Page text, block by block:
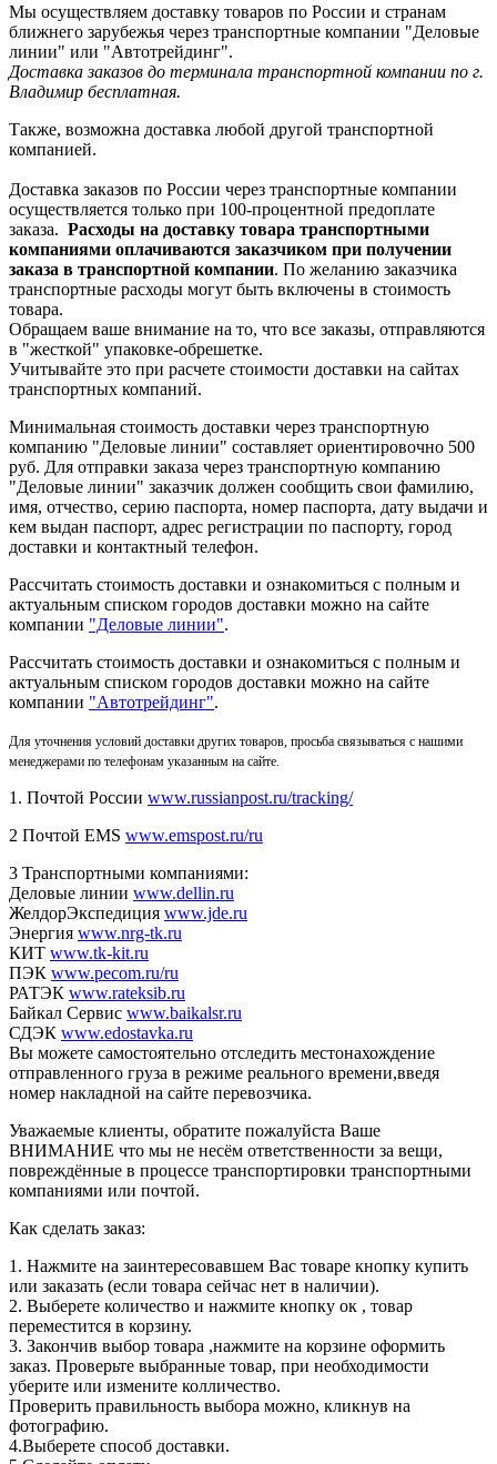
Мы осуществляем доставку товаров по России и странам
ближнего зарубежья через транспортные компании "Деловые
линии" или "Автотрейдинг".
Доставка заказов до терминала транспортной компании по г.
Владимир бесплатная.
Также, возможна доставка любой другой транспортной
компанией.
Доставка заказов по России через транспортные компании
осуществляется только при 100-процентной предоплате
заказа. Расходы на доставку товара транспортными
компаниями оплачиваются заказчиком при получении
заказа в транспортной компании. По желанию заказчика
транспортные расходы могут быть включены в стоимость
товара.
Обращаем ваше внимание на то, что все заказы, отправляются
в "жесткой" упаковке-обрешетке.
Учитывайте это при расчете стоимости доставки на сайтах
транспортных компаний.
Минимальная стоимость доставки через транспортную
компанию "Деловые линии" составляет ориентировочно 500
руб. Для отправки заказа через транспортную компанию
"Деловые линии" заказчик должен сообщить свои фамилию,
имя, отчество, серию паспорта, номер паспорта, дату выдачи и
кем выдан паспорт, адрес регистрации по паспорту, город
доставки и контактный телефон.
Рассчитать стоимость доставки и ознакомиться с полным и
актуальным списком городов доставки можно на сайте
компании "Деловые линии".
Рассчитать стоимость доставки и ознакомиться с полным и
актуальным списком городов доставки можно на сайте
компании "Автотрейдинг".
Для уточнения условий доставки других товаров, просьба связываться с нашими
менеджерами по телефонам указанным на сайте.
1. Почтой России www.russianpost.ru/tracking/
2 Почтой EMS www.emspost.ru/ru
3 Транспортными компаниями:
Деловые линии www.dellin.ru
ЖелдорЭкспедиция www.jde.ru
Энергия www.nrg-tk.ru
КИТ www.tk-kit.ru
ПЭК www.pecom.ru/ru
РАТЭК www.rateksib.ru
Байкал Сервис www.baikalsr.ru
СДЭК www.edostavka.ru
Вы можете самостоятельно отследить местонахождение
отправленного груза в режиме реального времени,введя
номер накладной на сайте перевозчика.
Уважаемые клиенты, обратите пожалуйста Ваше
ВНИМАНИЕ что мы не несём ответственности за вещи,
повреждённые в процессе транспортировки транспортными
компаниями или почтой.
Как сделать заказ:
1. Нажмите на заинтересовавшем Вас товаре кнопку купить
или заказать (если товара сейчас нет в наличии).
2. Выберете количество и нажмите кнопку ок , товар
переместится в корзину.
3. Закончив выбор товара ,нажмите на корзине оформить
заказ. Проверьте выбранные товар, при необходимости
уберите или измените колличество.
Проверить правильность выбора можно, кликнув на
фотографию.
4.Выберете способ доставки.